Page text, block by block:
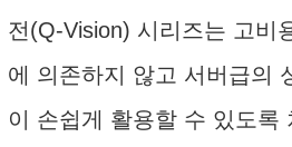
전(Q-Vision) 시리즈는 고비
에 의존하지 않고 서버급의
이 손쉽게 활용할 수 있도록